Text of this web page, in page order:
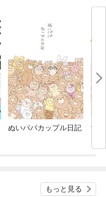
ぬいパパカップル日記
女
で
子
もっと見る